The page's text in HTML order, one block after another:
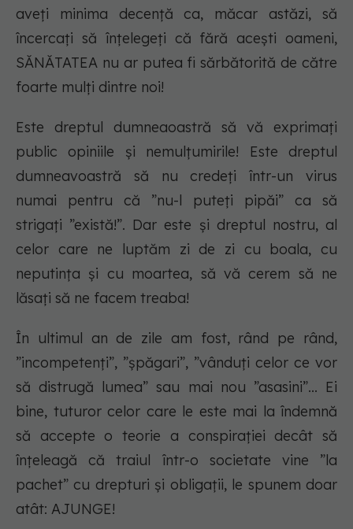
aveți minima decență ca, măcar astăzi, să
încercați să înțelegeți că fără acești oameni,
SĂNĂTATEA nu ar putea fi sărbătorită de către
foarte mulți dintre noi!
Este dreptul dumneaoastră să vă exprimați
public opiniile și nemulțumirile! Este dreptul
dumneavoastră să nu credeți într-un virus
numai pentru că ”nu-l puteți pipăi” ca să
strigați ”există!”. Dar este și dreptul nostru, al
celor care ne luptăm zi de zi cu boala, cu
neputința și cu moartea, să vă cerem să ne
lăsați să ne facem treaba!
În ultimul an de zile am fost, rând pe rând,
”incompetenți”, ”șpăgari”, ”vânduți celor ce vor
să distrugă lumea” sau mai nou ”asasini”... Ei
bine, tuturor celor care le este mai la îndemnă
să accepte o teorie a conspirației decât să
înțeleagă că traiul într-o societate vine ”la
pachet” cu drepturi și obligații, le spunem doar
atât: AJUNGE!